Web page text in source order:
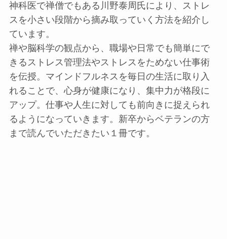
神科医で禅僧でもある川野泰周氏により、ストレ
スを小さい段階から摘み取っていく方法を紹介し
ています。
禅や脳科学の観点から、職場や日常でも簡単にで
きるストレス管理法やストレスをためない仕事術
を伝授。マインドフルネスを毎日の生活に取り入
れることで、心身が健康になり、集中力が格段に
アップ。仕事や人生に対しても前向きに捉えられ
るようになっていきます。新卒からベテランの方
まで読んでいただきたい１冊です。